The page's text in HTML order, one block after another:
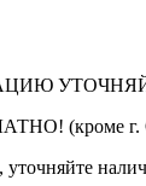
(кроме г.